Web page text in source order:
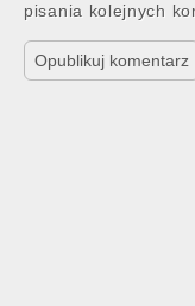
pisania kolejnych